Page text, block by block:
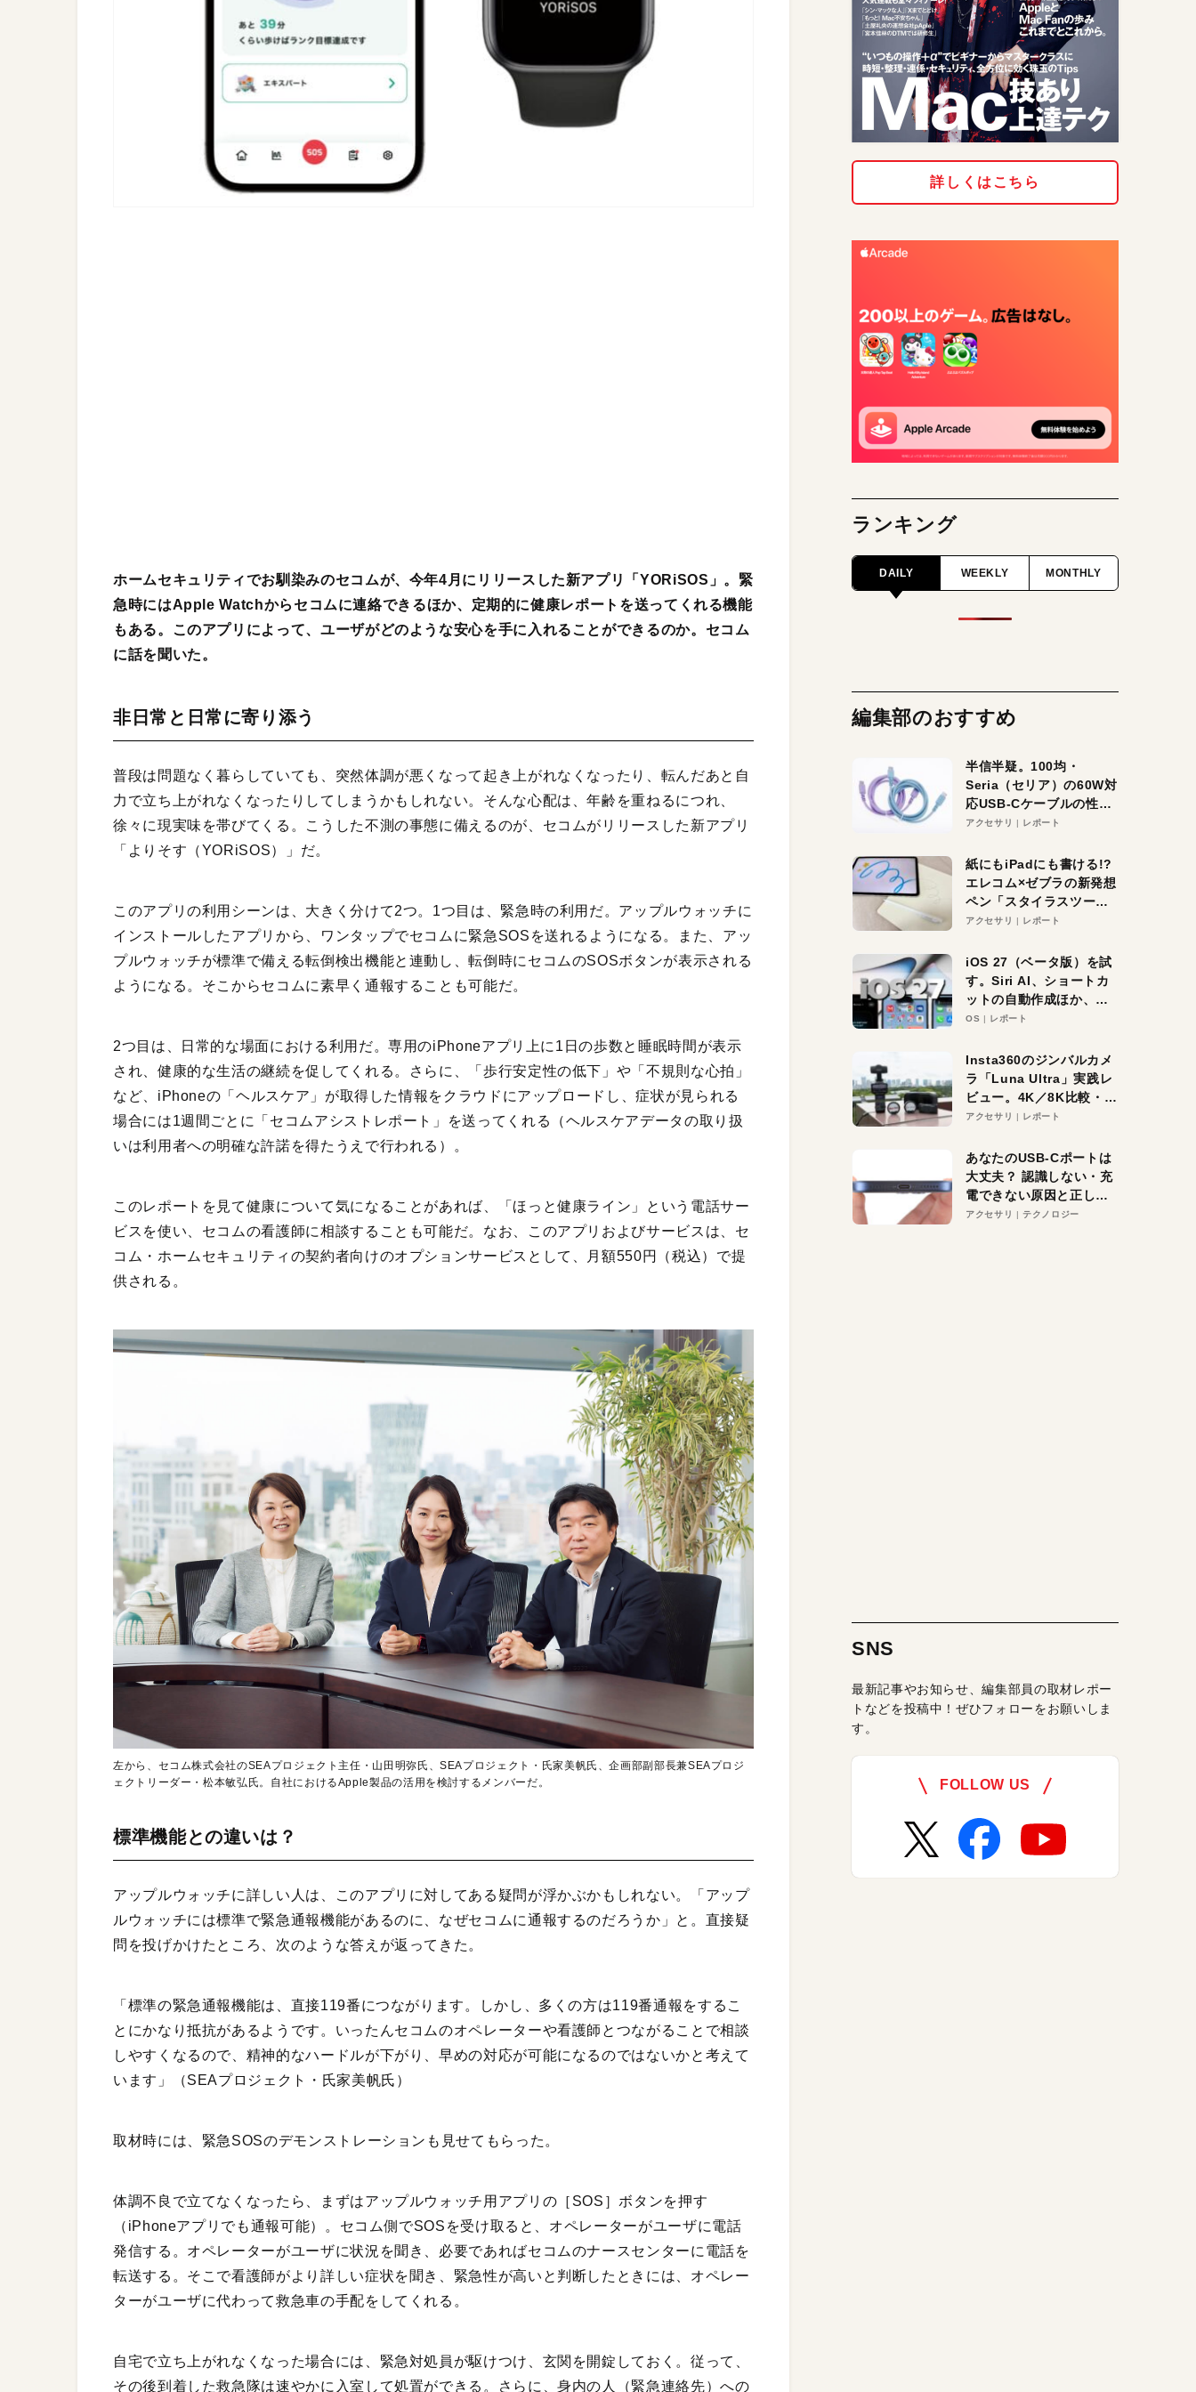
ホームセキュリティでお馴染みのセコムが、今年4月にリリースした新アプリ「YORiSOS」。緊
急時にはApple Watchからセコムに連絡できるほか、定期的に健康レポートを送ってくれる機能
もある。このアプリによって、ユーザがどのような安心を手に入れることができるのか。セコム
に話を聞いた。
非日常と日常に寄り添う
普段は問題なく暮らしていても、突然体調が悪くなって起き上がれなくなったり、転んだあと自
力で立ち上がれなくなったりしてしまうかもしれない。そんな心配は、年齢を重ねるにつれ、
徐々に現実味を帯びてくる。こうした不測の事態に備えるのが、セコムがリリースした新アプリ
「よりそす（YORiSOS）」だ。
このアプリの利用シーンは、大きく分けて2つ。1つ目は、緊急時の利用だ。アップルウォッチに
インストールしたアプリから、ワンタップでセコムに緊急SOSを送れるようになる。また、アッ
プルウォッチが標準で備える転倒検出機能と連動し、転倒時にセコムのSOSボタンが表示される
ようになる。そこからセコムに素早く通報することも可能だ。
2つ目は、日常的な場面における利用だ。専用のiPhoneアプリ上に1日の歩数と睡眠時間が表示
され、健康的な生活の継続を促してくれる。さらに、「歩行安定性の低下」や「不規則な心拍」
など、iPhoneの「ヘルスケア」が取得した情報をクラウドにアップロードし、症状が見られる
場合には1週間ごとに「セコムアシストレポート」を送ってくれる（ヘルスケアデータの取り扱
いは利用者への明確な許諾を得たうえで行われる）。
このレポートを見て健康について気になることがあれば、「ほっと健康ライン」という電話サー
ビスを使い、セコムの看護師に相談することも可能だ。なお、このアプリおよびサービスは、セ
コム・ホームセキュリティの契約者向けのオプションサービスとして、月額550円（税込）で提
供される。
左から、セコム株式会社のSEAプロジェクト主任・山田明弥氏、SEAプロジェクト・氏家美帆氏、企画部副部長兼SEAプロジ
ェクトリーダー・松本敏弘氏。自社におけるApple製品の活用を検討するメンバーだ。
標準機能との違いは？
アップルウォッチに詳しい人は、このアプリに対してある疑問が浮かぶかもしれない。「アップ
ルウォッチには標準で緊急通報機能があるのに、なぜセコムに通報するのだろうか」と。直接疑
問を投げかけたところ、次のような答えが返ってきた。
「標準の緊急通報機能は、直接119番につながります。しかし、多くの方は119番通報をするこ
とにかなり抵抗があるようです。いったんセコムのオペレーターや看護師とつながることで相談
しやすくなるので、精神的なハードルが下がり、早めの対応が可能になるのではないかと考えて
います」（SEAプロジェクト・氏家美帆氏）
取材時には、緊急SOSのデモンストレーションも見せてもらった。
体調不良で立てなくなったら、まずはアップルウォッチ用アプリの［SOS］ボタンを押す
（iPhoneアプリでも通報可能）。セコム側でSOSを受け取ると、オペレーターがユーザに電話
発信する。オペレーターがユーザに状況を聞き、必要であればセコムのナースセンターに電話を
転送する。そこで看護師がより詳しい症状を聞き、緊急性が高いと判断したときには、オペレー
ターがユーザに代わって救急車の手配をしてくれる。
自宅で立ち上がれなくなった場合には、緊急対処員が駆けつけ、玄関を開錠しておく。従って、
その後到着した救急隊は速やかに入室して処置ができる。さらに、身内の人（緊急連絡先）への
詳しくはこちら
ランキング
DAILY WEEKLY MONTHLY
編集部のおすすめ
半信半疑。100均・
Seria（セリア）の60W対
応USB-Cケーブルの性能
を検証。超コスパの1本を
アクセサリ レポート
紙にもiPadにも書ける!?
エレコム×ゼブラの新発想
ペン「スタイラスツーウ
ェイ」レビュー。持ち替
アクセサリ レポート
iOS 27（ベータ版）を試
す。Siri AI、ショートカ
ットの自動作成ほか、期
待大の便利機能5選。
る未来はすぐそこ！
OS レポート
Insta360のジンバルカメ
ラ「Luna Ultra」実践レ
ビュー。4K／8K比較・ズ
ーム・夜間撮影をチェッ
アクセサリ レポート
あなたのUSB-Cポートは
大丈夫？ 認識しない・充
電できない原因と正しい
対策
アクセサリ テクノロジー
SNS
最新記事やお知らせ、編集部員の取材レポー
トなどを投稿中！ぜひフォローをお願いしま
す。
FOLLOW US